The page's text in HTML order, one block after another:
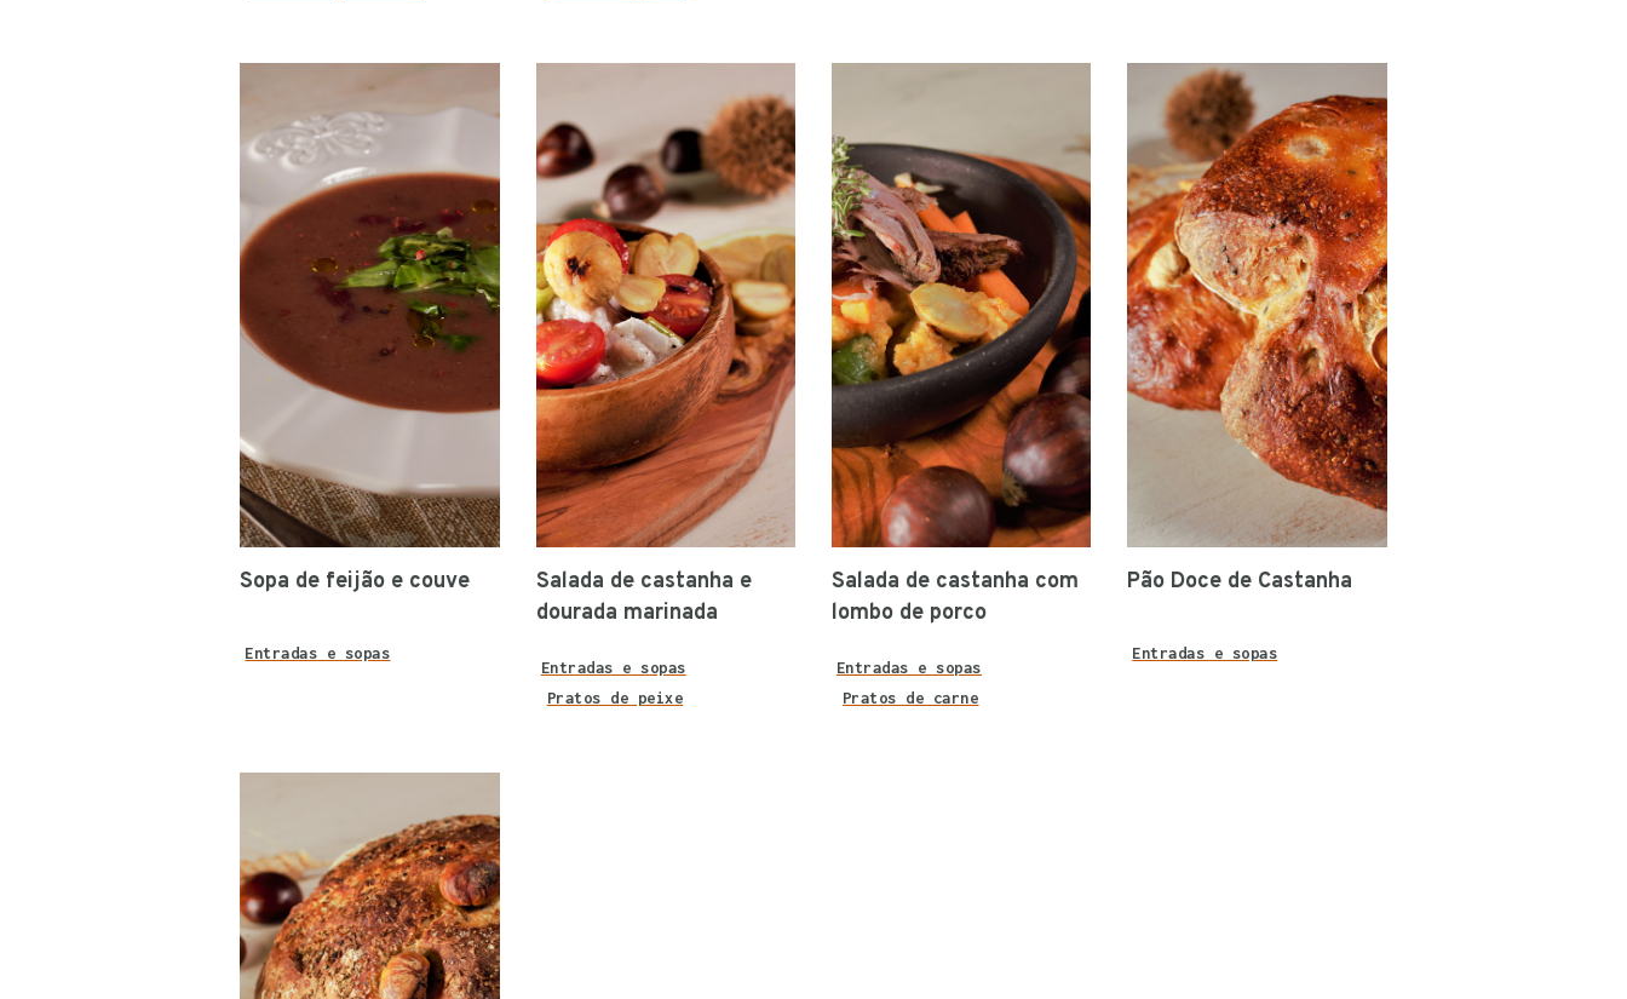
Sopa de feijão e couve
Entradas e sopas
Salada de castanha e
dourada marinada
Entradas e sopas
Pratos de peixe
Salada de castanha com
lombo de porco
Entradas e sopas
Pratos de carne
Pão Doce de Castanha
Entradas e sopas